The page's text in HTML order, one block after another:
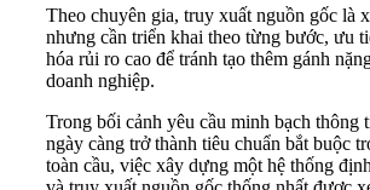
Theo chuyên gia, truy xuất nguồn gốc là
nhưng cần triển khai theo từng bước, ưu
hóa rủi ro cao để tránh tạo thêm gánh
doanh nghiệp.
Trong bối cảnh yêu cầu minh bạch thông
ngày càng trở thành tiêu chuẩn bắt buộc
toàn cầu, việc xây dựng một hệ thống